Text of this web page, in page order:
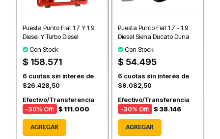
Puesta Punto Fiat 1.7 Y 1.9
Diesel Y Turbo Diesel
Con Stock
$ 158.571
6 cuotas sin interés de
$26.428,50
Efectivo/Transferencia
-30% Off: $ 111.000
AGREGAR
Puesta Punto Fiat 1.7 - 1.9
Diesel Siena Ducato Duna
Con Stock
$ 54.495
6 cuotas sin interés de
$9.082,50
Efectivo/Transferencia
-30% Off: $ 38.146
AGREGAR